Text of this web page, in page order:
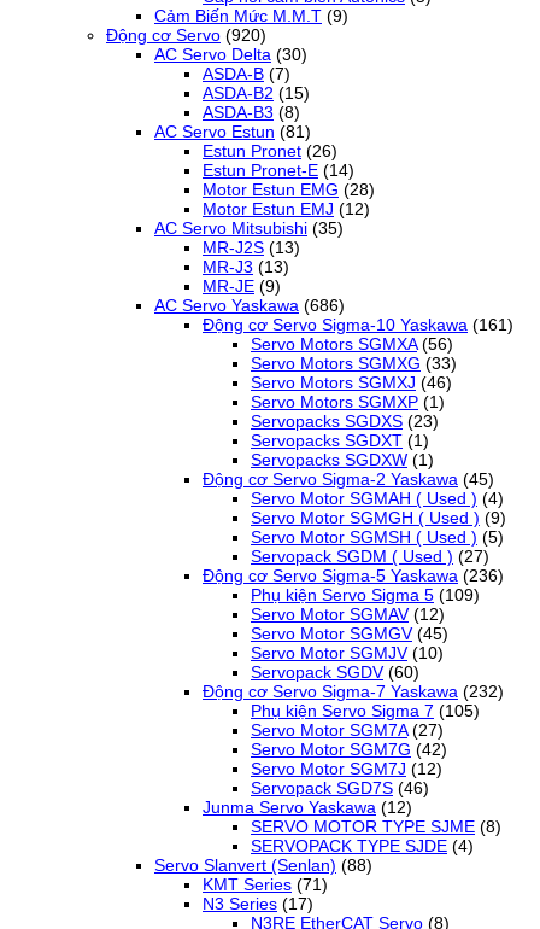
Cảm Biến Mức M.M.T (9)
Động cơ Servo (920)
AC Servo Delta (30)
ASDA-B (7)
ASDA-B2 (15)
ASDA-B3 (8)
AC Servo Estun (81)
Estun Pronet (26)
Estun Pronet-E (14)
Motor Estun EMG (28)
Motor Estun EMJ (12)
AC Servo Mitsubishi (35)
MR-J2S (13)
MR-J3 (13)
MR-JE (9)
AC Servo Yaskawa (686)
Động cơ Servo Sigma-10 Yaskawa (161)
Servo Motors SGMXA (56)
Servo Motors SGMXG (33)
Servo Motors SGMXJ (46)
Servo Motors SGMXP (1)
Servopacks SGDXS (23)
Servopacks SGDXT (1)
Servopacks SGDXW (1)
Động cơ Servo Sigma-2 Yaskawa (45)
Servo Motor SGMAH ( Used ) (4)
Servo Motor SGMGH ( Used ) (9)
Servo Motor SGMSH ( Used ) (5)
Servopack SGDM ( Used ) (27)
Động cơ Servo Sigma-5 Yaskawa (236)
Phụ kiện Servo Sigma 5 (109)
Servo Motor SGMAV (12)
Servo Motor SGMGV (45)
Servo Motor SGMJV (10)
Servopack SGDV (60)
Động cơ Servo Sigma-7 Yaskawa (232)
Phụ kiện Servo Sigma 7 (105)
Servo Motor SGM7A (27)
Servo Motor SGM7G (42)
Servo Motor SGM7J (12)
Servopack SGD7S (46)
Junma Servo Yaskawa (12)
SERVO MOTOR TYPE SJME (8)
SERVOPACK TYPE SJDE (4)
Servo Slanvert (Senlan) (88)
KMT Series (71)
N3 Series (17)
N3RE EtherCAT Servo (8)